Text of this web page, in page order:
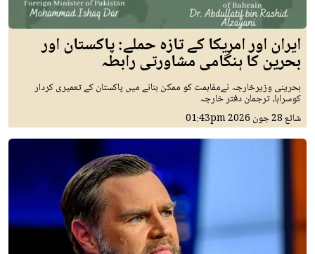
ایران اور امریکا کے تازہ حملے: پاکستان اور
بحرین کا ہنگامی مشاورتی رابطہ
بحرینی وزیرخارجہ نےمفاہمت کو ممکن بنانے میں پاکستان کے تعمیری کردار
کوسراہا، ترجمان دفتر خارجہ
شائع28 جون 2026 01:43pm